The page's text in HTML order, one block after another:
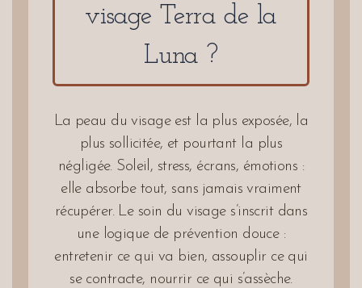
visage Terra de la
Luna ?
La peau du visage est la plus exposée, la
plus sollicitée, et pourtant la plus
négligée. Soleil, stress, écrans, émotions :
elle absorbe tout, sans jamais vraiment
récupérer. Le soin du visage s’inscrit dans
une logique de prévention douce :
entretenir ce qui va bien, assouplir ce qui
se contracte, nourrir ce qui s’assèche.